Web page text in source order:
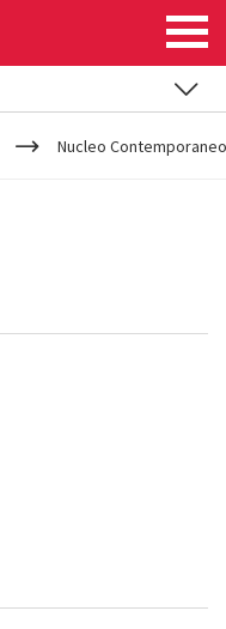
Nucleo Contemporaneo